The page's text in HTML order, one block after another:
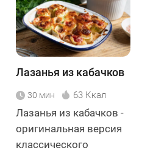
Лазанья из кабачков
30 мин 63 Ккал
Лазанья из кабачков -
оригинальная версия
классического